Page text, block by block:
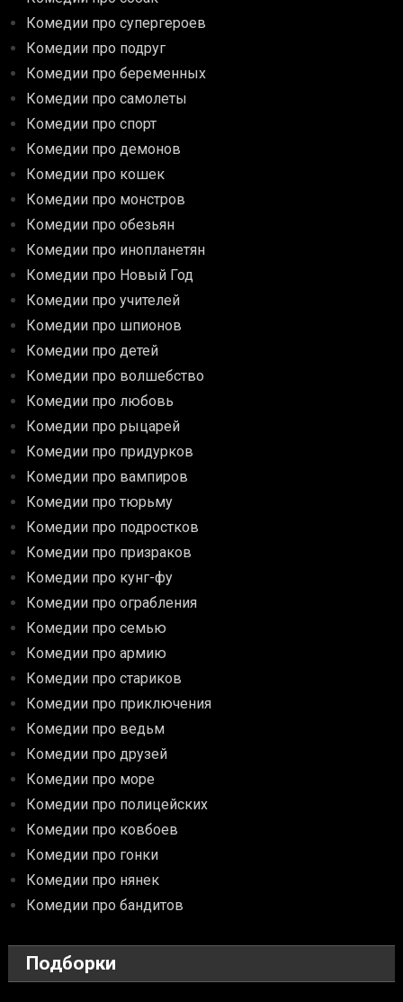
Комедии про супергероев
Комедии про подруг
Комедии про беременных
Комедии про самолеты
Комедии про спорт
Комедии про демонов
Комедии про кошек
Комедии про монстров
Комедии про обезьян
Комедии про инопланетян
Комедии про Новый Год
Комедии про учителей
Комедии про шпионов
Комедии про детей
Комедии про волшебство
Комедии про любовь
Комедии про рыцарей
Комедии про придурков
Комедии про вампиров
Комедии про тюрьму
Комедии про подростков
Комедии про призраков
Комедии про кунг-фу
Комедии про ограбления
Комедии про семью
Комедии про армию
Комедии про стариков
Комедии про приключения
Комедии про ведьм
Комедии про друзей
Комедии про море
Комедии про полицейских
Комедии про ковбоев
Комедии про гонки
Комедии про нянек
Комедии про бандитов
Подборки